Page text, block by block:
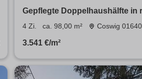
Gepflegte Doppelhaushälfte in
Siedlungslage in Coswig
4 Zi. ca. 98,00 m² Coswig 01640
3.541 €/m²